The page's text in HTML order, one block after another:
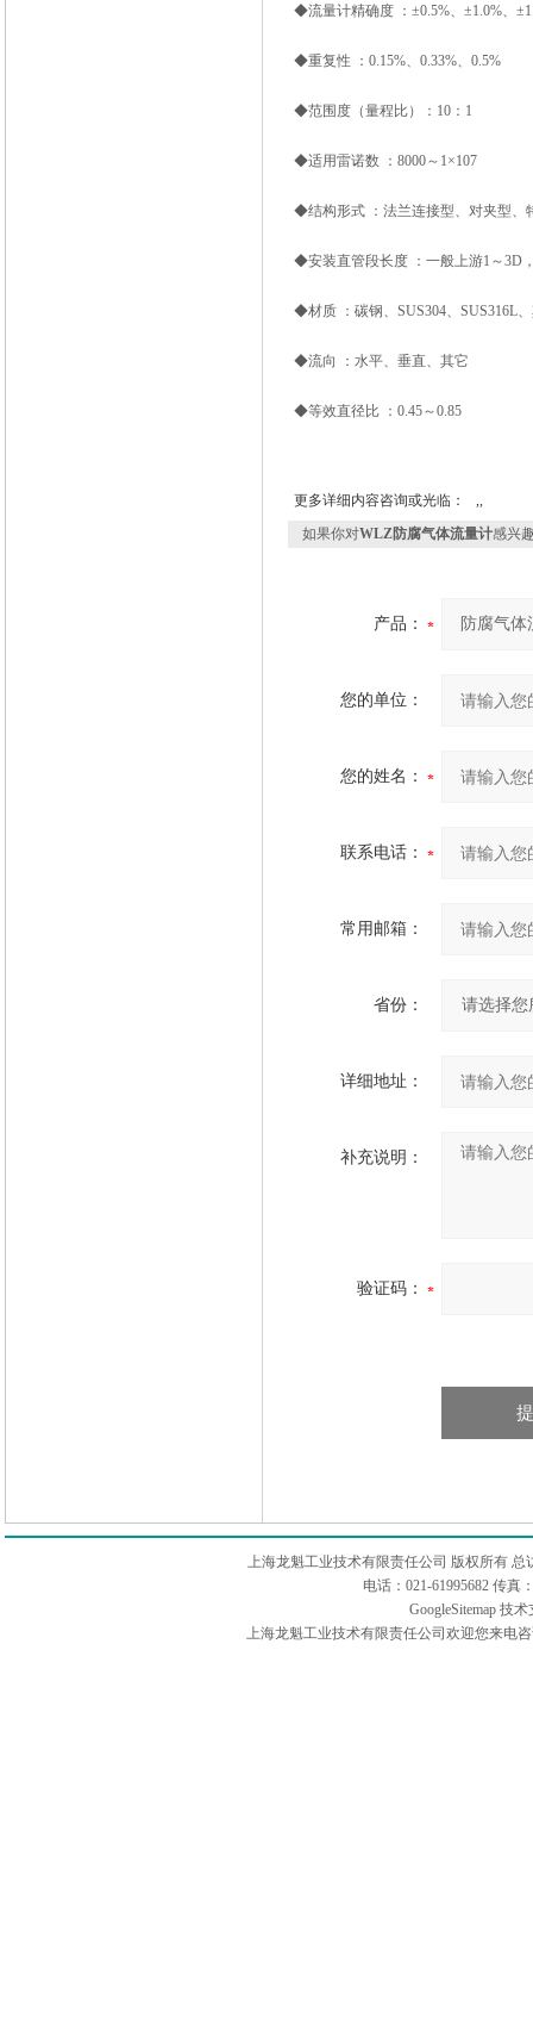
◆流量计精确度 ：±0.5%、±1.0%、
◆重复性 ：0.15%、0.33%、0.5%
◆范围度（量程比）：10：1
◆适用雷诺数 ：8000～1×107
◆结构形式 ：法兰连接型、对夹型、
◆安装直管段长度 ：一般上游1～3D
◆材质 ：碳钢、SUS304、SUS316L
◆流向 ：水平、垂直、其它
◆等效直径比 ：0.45～0.85
更多详细内容咨询或光临： ,,
如果你对WLZ防腐气体流量计感兴
产品：
您的单位：
您的姓名：
联系电话：
常用邮箱：
省份：
详细地址：
补充说明：
验证码：
上海龙魁工业技术有限责任公司 版权所有 总
电话：021-61995682 传真
GoogleSitemap技术
上海龙魁工业技术有限责任公司欢迎您来电